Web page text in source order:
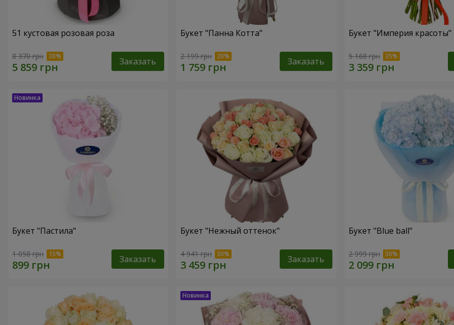
51 кустовая розовая роза
8 370 грн Заказать
Букет "Панна Котта"
2 199 грн Заказать
Букет "Империя красоты"
5 168 грн
Букет "Пастила"
1 058 грн Заказать
Букет "Нежный оттенок"
4 941 грн Заказать
Букет "Blue ball"
2 999 грн